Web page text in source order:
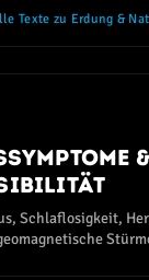
Texte zu Erdung &
&
Schlaflosigkeit,